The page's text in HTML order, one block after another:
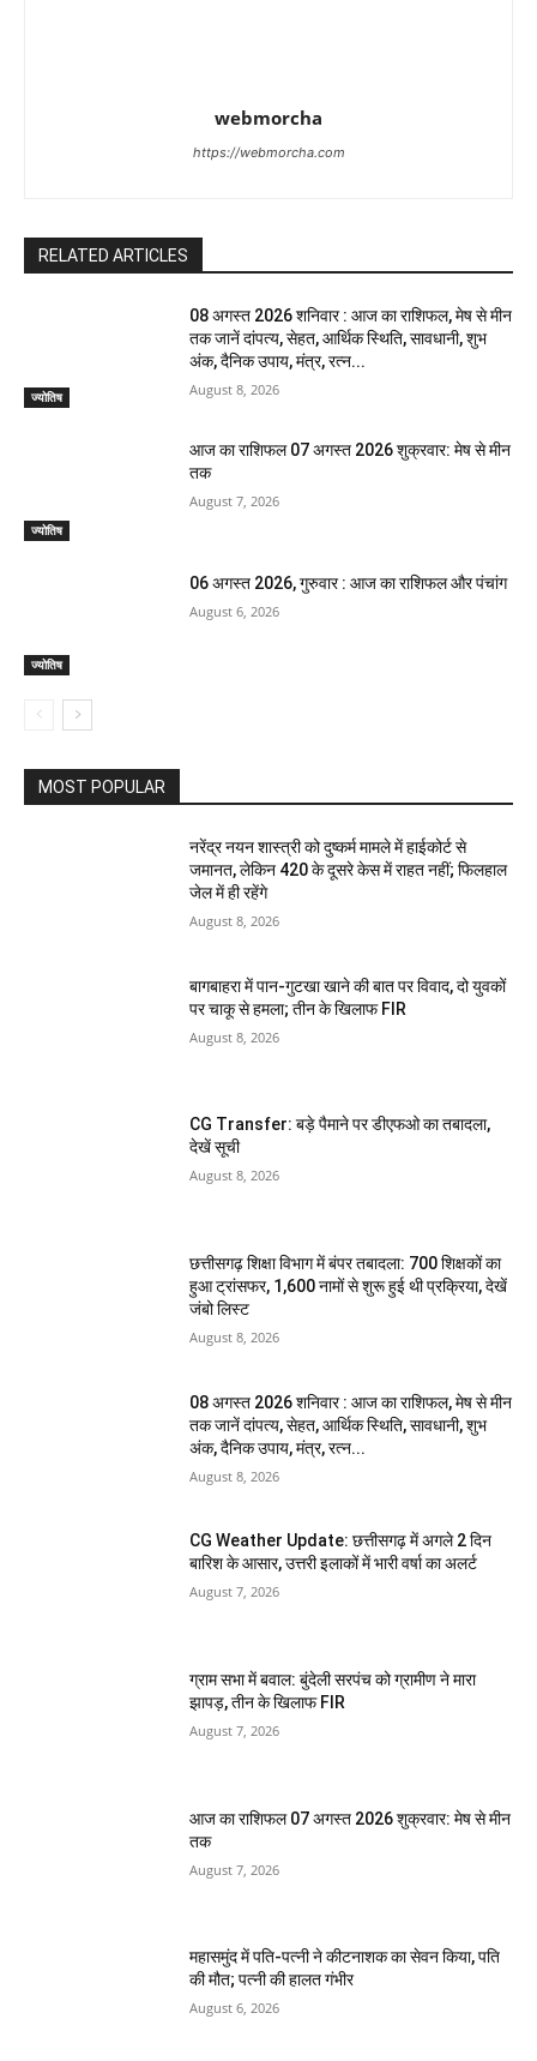
webmorcha
https://webmorcha.com
RELATED ARTICLES
ज्योतिष
08 अगस्त 2026 शनिवार : आज का राशिफल, मेष से मीन
तक जानें दांपत्य, सेहत, आर्थिक स्थिति, सावधानी, शुभ
अंक, दैनिक उपाय, मंत्र, रत्न...
August 8, 2026
ज्योतिष
आज का राशिफल 07 अगस्त 2026 शुक्रवार: मेष से मीन
तक
August 7, 2026
ज्योतिष
06 अगस्त 2026, गुरुवार : आज का राशिफल और पंचांग
August 6, 2026
MOST POPULAR
नरेंद्र नयन शास्त्री को दुष्कर्म मामले में हाईकोर्ट से
जमानत, लेकिन 420 के दूसरे केस में राहत नहीं; फिलहाल
जेल में ही रहेंगे
August 8, 2026
बागबाहरा में पान-गुटखा खाने की बात पर विवाद, दो युवकों
पर चाकू से हमला; तीन के खिलाफ FIR
August 8, 2026
CG Transfer: बड़े पैमाने पर डीएफओ का तबादला,
देखें सूची
August 8, 2026
छत्तीसगढ़ शिक्षा विभाग में बंपर तबादला: 700 शिक्षकों का
हुआ ट्रांसफर, 1,600 नामों से शुरू हुई थी प्रक्रिया, देखें
जंबो लिस्ट
August 8, 2026
08 अगस्त 2026 शनिवार : आज का राशिफल, मेष से मीन
तक जानें दांपत्य, सेहत, आर्थिक स्थिति, सावधानी, शुभ
अंक, दैनिक उपाय, मंत्र, रत्न...
August 8, 2026
CG Weather Update: छत्तीसगढ़ में अगले 2 दिन
बारिश के आसार, उत्तरी इलाकों में भारी वर्षा का अलर्ट
August 7, 2026
ग्राम सभा में बवाल: बुंदेली सरपंच को ग्रामीण ने मारा
झापड़, तीन के खिलाफ FIR
August 7, 2026
आज का राशिफल 07 अगस्त 2026 शुक्रवार: मेष से मीन
तक
August 7, 2026
महासमुंद में पति-पत्नी ने कीटनाशक का सेवन किया, पति
की मौत; पत्नी की हालत गंभीर
August 6, 2026